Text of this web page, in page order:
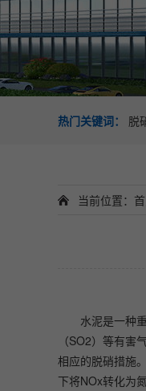
热门关键词： 脱
当前位置：
水泥是一种
（SO2）等有
相应的脱硝措施
下将NOx转化为